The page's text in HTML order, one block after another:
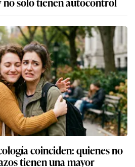
coinciden: quienes no
tienen una mayor